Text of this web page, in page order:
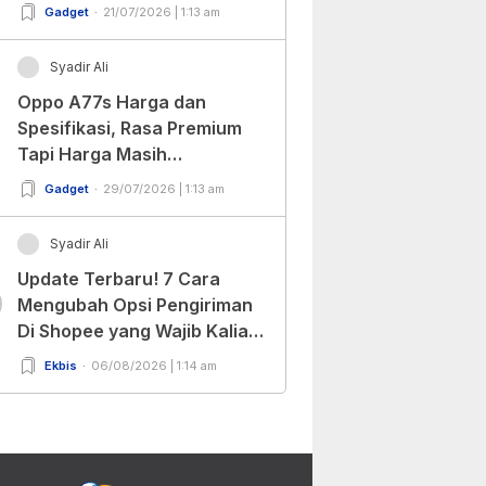
Gadget 21/07/2026 | 1:13 am
Syadir Ali
Oppo A77s Harga dan
Spesifikasi, Rasa Premium
Tapi Harga Masih
Bersahabat!
Gadget 29/07/2026 | 1:13 am
Syadir Ali
Update Terbaru! 7 Cara
Mengubah Opsi Pengiriman
Di Shopee yang Wajib Kalian
Ketahui!
Ekbis 06/08/2026 | 1:14 am